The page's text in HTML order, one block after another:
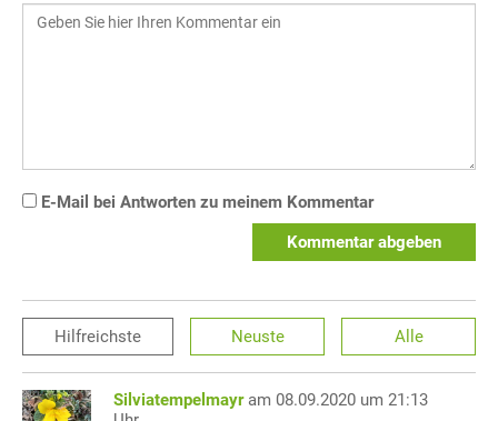
E-Mail bei Antworten zu meinem Kommentar
Kommentar abgeben
Hilfreichste Neuste Alle
Silviatempelmayr am 08.09.2020 um 21:13